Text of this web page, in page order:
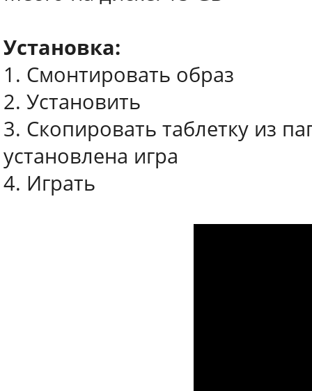
Установка:
1. Смонтировать образ
2. Установить
3. Скопировать таблетку из
установлена игра
4. Играть